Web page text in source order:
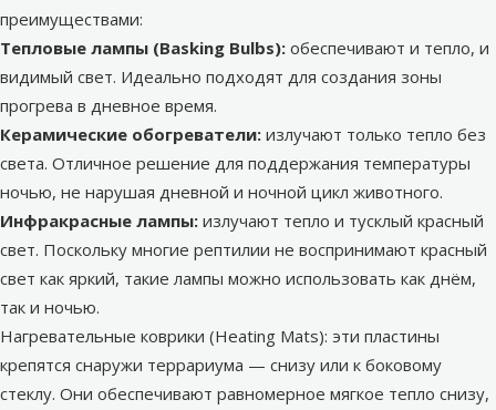
преимуществами:
Тепловые лампы (Basking Bulbs): обеспечивают и тепло, и
видимый свет. Идеально подходят для создания зоны
прогрева в дневное время.
Керамические обогреватели: излучают только тепло без
света. Отличное решение для поддержания температуры
ночью, не нарушая дневной и ночной цикл животного.
Инфракрасные лампы: излучают тепло и тусклый красный
свет. Поскольку многие рептилии не воспринимают красный
свет как яркий, такие лампы можно использовать как днём,
так и ночью.
Нагревательные коврики (Heating Mats): эти пластины
крепятся снаружи террариума — снизу или к боковому
стеклу. Они обеспечивают равномерное мягкое тепло снизу,